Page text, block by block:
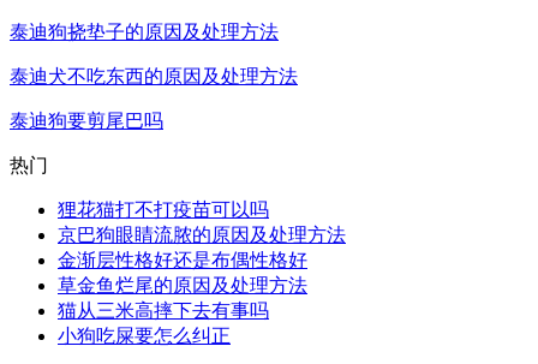
泰迪狗挠垫子的原因及处理方法
泰迪犬不吃东西的原因及处理方法
泰迪狗要剪尾巴吗
热门
狸花猫打不打疫苗可以吗
京巴狗眼睛流脓的原因及处理方法
金渐层性格好还是布偶性格好
草金鱼烂尾的原因及处理方法
猫从三米高摔下去有事吗
小狗吃屎要怎么纠正